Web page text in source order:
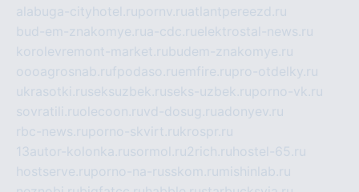
alabuga-cityhotel.rupornv.ruatlantpereezd.ru
bud-em-znakomye.rua-cdc.ruelektrostal-news.ru
korolevremont-market.rubudem-znakomye.ru
oooagrosnab.rufpodaso.ruemfire.rupro-otdelky.ru
ukrasotki.ruseksuzbek.ruseks-uzbek.ruporno-vk.ru
sovratili.ruolecoon.ruvd-dosug.ruadonyev.ru
rbc-news.ruporno-skvirt.rukrospr.ru
13autor-kolonka.rusormol.ru2rich.ru hostel-65.ru
hostserve.ruporno-na-russkom.ru mishinlab.ru